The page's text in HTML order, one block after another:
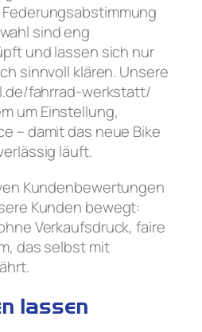
sind eng
und lassen sich nur
sinnvoll klären. Unsere
fahrrad-werkstatt/
um Einstellung,
– damit das neue Bike
läuft.
Kundenbewertungen
Kunden bewegt:
Verkaufsdruck, faire
das selbst mit
lassen